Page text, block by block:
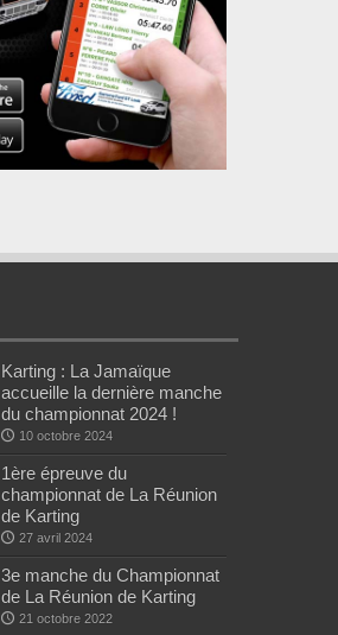
Karting : La Jamaïque
accueille la dernière manche
du championnat 2024 !
10 octobre 2024
1ère épreuve du
championnat de La Réunion
de Karting
27 avril 2024
3e manche du Championnat
de La Réunion de Karting
21 octobre 2022